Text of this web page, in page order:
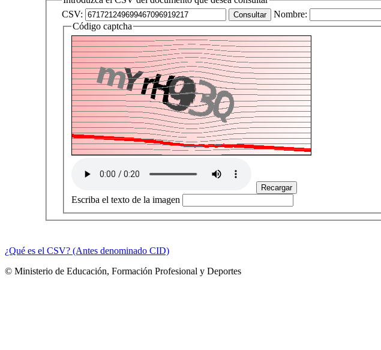
CSV:
Nombre:
Código captcha
Escriba el texto de la imagen
¿Qué es el CSV? (Antes denominado CID)
© Ministerio de Educación, Formación Profesional y Deportes